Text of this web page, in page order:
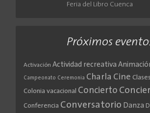
Feria del Libro Cuenca
Próximos
Activación Actividad recreativa
Campeonato Ceremonia Charla Cine Clases
Colonia vacacional Concierto
Conferencia Conversatorio Danza